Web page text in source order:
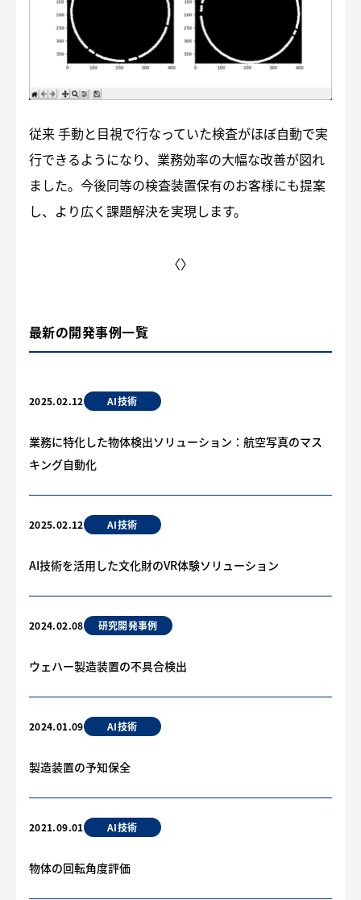
最新の開発事例一覧
2025.02.12 AI技術
業務に特化した物体検出ソリューション：航空写真のマス
キング自動化
2025.02.12 AI技術
AI技術を活用した文化財のVR体験ソリューション
2024.02.08 研究開発事例
ウェハー製造装置の不具合検出
2024.01.09 AI技術
製造装置の予知保全
2021.09.01 AI技術
物体の回転角度評価
従来 手動と目視で行なっていた検査がほぼ自動で実
行できるようになり、業務効率の大幅な改善が図れ
ました。今後同等の検査装置保有のお客様にも提案
し、より広く課題解決を実現します。
〈〉